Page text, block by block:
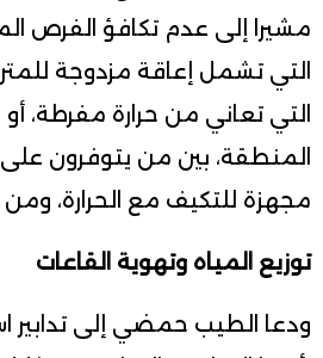
مشيرا إلى عدم تكافؤ الفرص
التي تشمل إعاقة مزدوجة
التي تعاني من حرارة مفرطة،
المنطقة، بين من يتوفرون
مجهزة للتكيف مع الحرارة، ومن
توزيع المياه وتهوية القاعات
ودعا الطيب حمضي إلى تدابير